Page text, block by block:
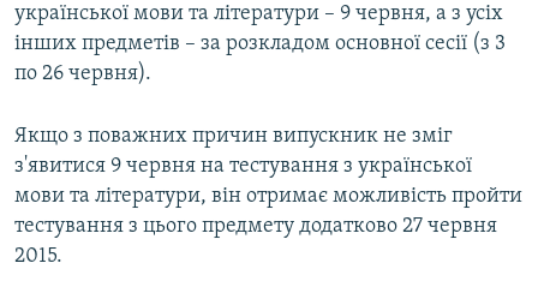
української мови та літератури – 9 червня, а з усіх
інших предметів – за розкладом основної сесії (з 3
по 26 червня).
Якщо з поважних причин випускник не зміг
з'явитися 9 червня на тестування з української
мови та літератури, він отримає можливість пройти
тестування з цього предмету додатково 27 червня
2015.